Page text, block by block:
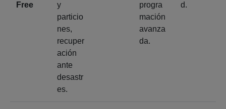
Free
y
particio
nes,
recuper
ación
ante
desastr
es.
progra
mación
avanza
da.
d.